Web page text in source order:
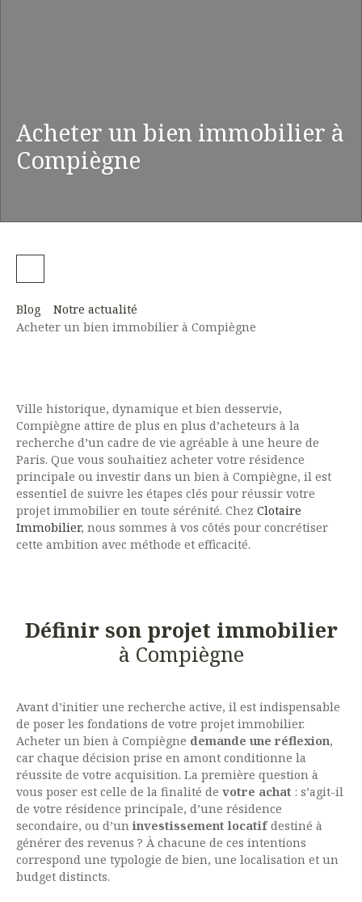
Acheter un bien immobilier à
Compiègne
Blog
Notre actualité
Acheter un bien immobilier à Compiègne
Ville historique, dynamique et bien desservie,
Compiègne attire de plus en plus d’acheteurs à la
recherche d’un cadre de vie agréable à une heure de
Paris. Que vous souhaitiez acheter votre résidence
principale ou investir dans un bien à Compiègne, il est
essentiel de suivre les étapes clés pour réussir votre
projet immobilier en toute sérénité. Chez Clotaire
Immobilier, nous sommes à vos côtés pour concrétiser
cette ambition avec méthode et efficacité.
Définir son projet immobilier
à Compiègne
Avant d’initier une recherche active, il est indispensable
de poser les fondations de votre projet immobilier.
Acheter un bien à Compiègne demande une réflexion,
car chaque décision prise en amont conditionne la
réussite de votre acquisition. La première question à
vous poser est celle de la finalité de votre achat : s’agit-il
de votre résidence principale, d’une résidence
secondaire, ou d’uninvestissement locatifdestiné à
générer des revenus ? À chacune de ces intentions
correspond une typologie de bien, une localisation et un
budget distincts.